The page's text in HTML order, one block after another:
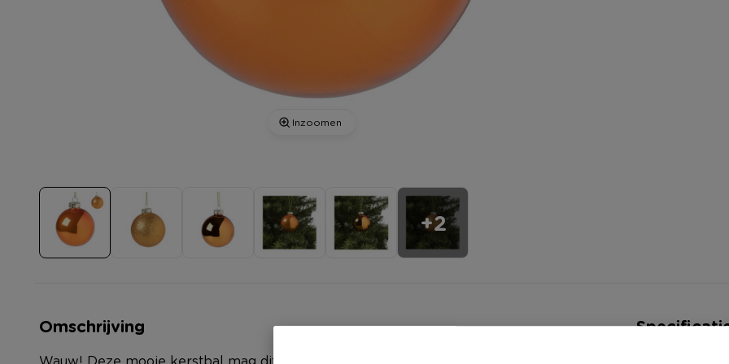
Inzoomen
+2
Omschrijving
Wauw! Deze mooie kerstbal mag dit jaar zeker niet ontbreken in je kerstboom. De